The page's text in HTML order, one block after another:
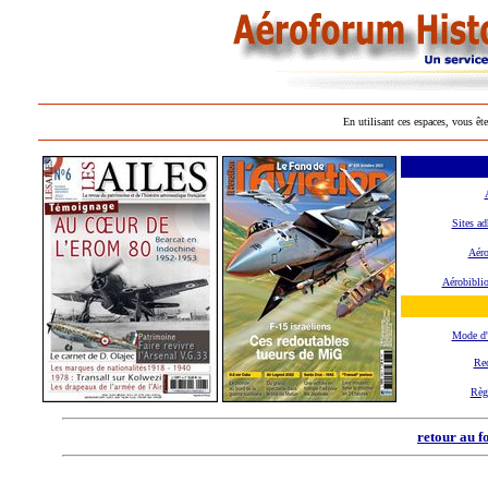
En utilisant ces espaces, vous
Sites
Mode
retour au